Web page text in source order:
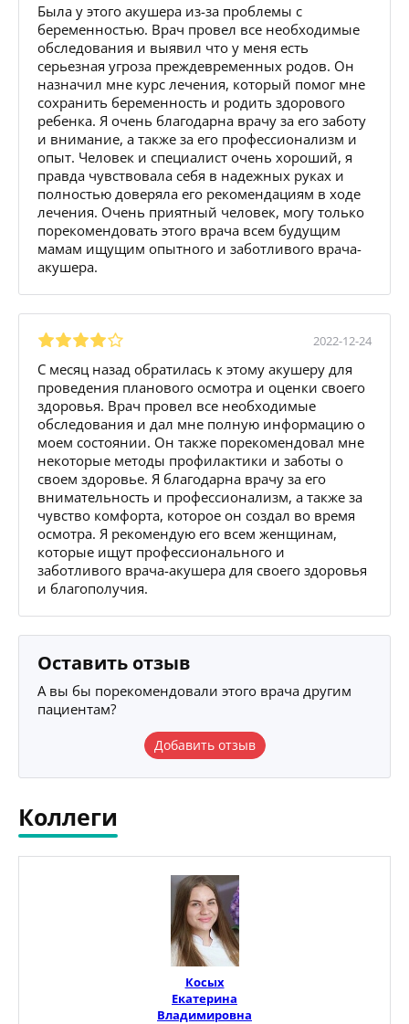
Была у этого акушера из-за проблемы с
беременностью. Врач провел все необходимые
обследования и выявил что у меня есть
серьезная угроза преждевременных родов. Он
назначил мне курс лечения, который помог мне
сохранить беременность и родить здорового
ребенка. Я очень благодарна врачу за его заботу
и внимание, а также за его профессионализм и
опыт. Человек и специалист очень хороший, я
правда чувствовала себя в надежных руках и
полностью доверяла его рекомендациям в ходе
лечения. Очень приятный человек, могу только
порекомендовать этого врача всем будущим
мамам ищущим опытного и заботливого врача-
акушера.
2022-12-24
С месяц назад обратилась к этому акушеру для
проведения планового осмотра и оценки своего
здоровья. Врач провел все необходимые
обследования и дал мне полную информацию о
моем состоянии. Он также порекомендовал мне
некоторые методы профилактики и заботы о
своем здоровье. Я благодарна врачу за его
внимательность и профессионализм, а также за
чувство комфорта, которое он создал во время
осмотра. Я рекомендую его всем женщинам,
которые ищут профессионального и
заботливого врача-акушера для своего здоровья
и благополучия.
Оставить отзыв
А вы бы порекомендовали этого врача другим
пациентам?
Добавить отзыв
Коллеги
Косых
Екатерина
Владимировна